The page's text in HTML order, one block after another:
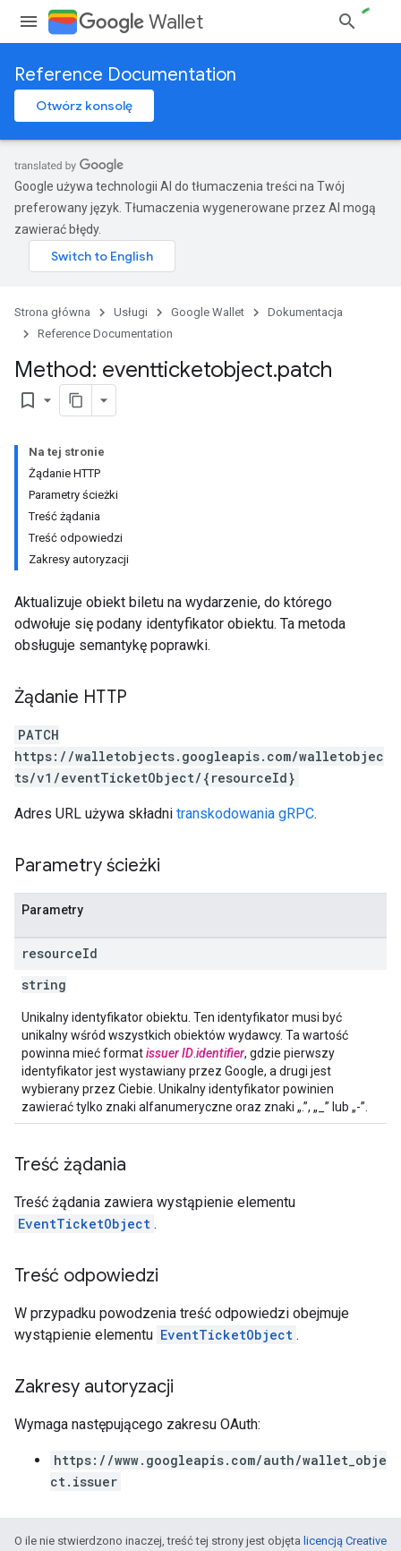
Wallet
Reference Documentation
Otwórz konsolę
Google używa technologii AI do tłumaczenia treści na Twój
preferowany język. Tłumaczenia wygenerowane przez AI mogą
zawierać błędy.
Strona główna Usługi Google Wallet
Dokumentacja
Reference Documentation
Method: eventticketobject.patch
bookmark_border
Na tej stronie
Żądanie HTTP
Parametry ścieżki
Treść żądania
Treść odpowiedzi
Zakresy autoryzacji
Aktualizuje obiekt biletu na wydarzenie, do którego
odwołuje się podany identyfikator obiektu. Ta metoda
obsługuje semantykę poprawki.
Żądanie HTTP
PATCH
https://walletobjects.googleapis.com/walletobjec
ts/v1/eventTicketObject/{resourceId}
Adres URL używa składni transkodowania gRPC.
Parametry ścieżki
Parametry
resourceId
string
Unikalny identyfikator obiektu. Ten identyfikator musi być
unikalny wśród wszystkich obiektów wydawcy. Ta wartość
powinna mieć formatissuer IDidentifier, gdzie pierwszy
identyfikator jest wystawiany przez Google, a drugi jest
wybierany przez Ciebie. Unikalny identyfikator powinien
zawierać tylko znaki alfanumeryczne oraz znaki „.”, „_” lub „-”.
Treść żądania
Treść żądania zawiera wystąpienie elementu
EventTicketObject .
Treść odpowiedzi
W przypadku powodzenia treść odpowiedzi obejmuje
wystąpienie elementu EventTicketObject .
Zakresy autoryzacji
Wymaga następującego zakresu OAuth:
https://www.googleapis.com/auth/wallet_obje
ct.issuer
O ile nie stwierdzono inaczej, treść tej strony jest objęta licencją Creative